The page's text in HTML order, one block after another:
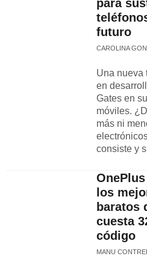
para
futuro
CAROLINA
Una nueva
en
Gates en
móviles.
más ni
consiste y
los
baratos
cuesta
código
MANU